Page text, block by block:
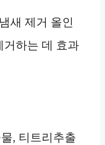
새 제거 올인
거하는 데 효과
, 티트리추출